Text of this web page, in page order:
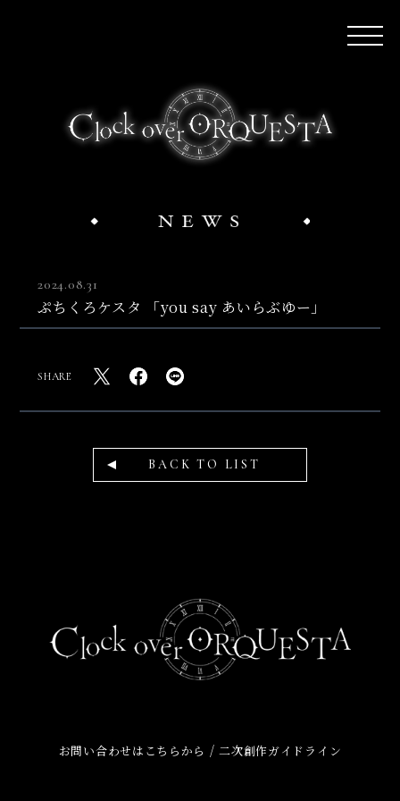
2024.08.31
ぷちくろケスタ 「you say あいらぶゆー」
SHARE
BACK TO LIST
お問い合わせはこちらから /二次創作ガイドライン